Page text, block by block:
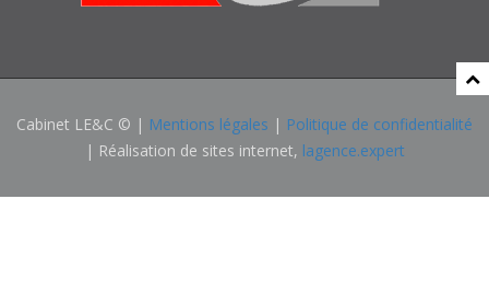
Cabinet LE&C © | Mentions légales | Politique de confidentialité
| Réalisation de sites internet, lagence.expert